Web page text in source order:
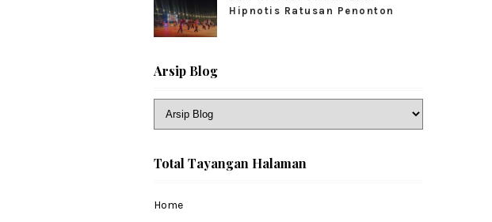
Hipnotis Ratusan Penonton
Arsip Blog
Total Tayangan Halaman
Home